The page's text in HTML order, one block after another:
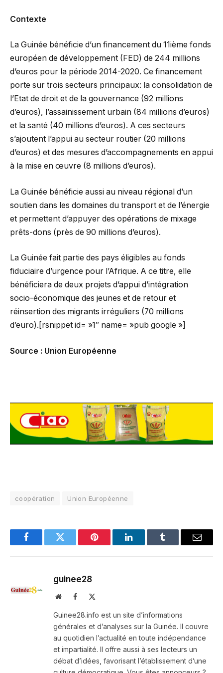
Contexte
La Guinée bénéficie d’un financement du 11ième fonds
européen de développement (FED) de 244 millions
d’euros pour la période 2014-2020. Ce financement
porte sur trois secteurs principaux: la consolidation de
l’Etat de droit et de la gouvernance (92 millions
d’euros), l’assainissement urbain (84 millions d’euros)
et la santé (40 millions d’euros). A ces secteurs
s’ajoutent l’appui au secteur routier (20 millions
d’euros) et des mesures d’accompagnements en appui
à la mise en œuvre (8 millions d’euros).
La Guinée bénéficie aussi au niveau régional d’un
soutien dans les domaines du transport et de l’énergie
et permettent d’appuyer des opérations de mixage
prêts-dons (près de 90 millions d’euros).
La Guinée fait partie des pays éligibles au fonds
fiduciaire d’urgence pour l’Afrique. A ce titre, elle
bénéficiera de deux projets d’appui d’intégration
socio-économique des jeunes et de retour et
réinsertion des migrants irréguliers (70 millions
d’euro).[rsnippet id= »1″ name= »pub google »]
Source : Union Européenne
coopération Union Européenne
FacebookTwitter Pinterest LinkedInTumblr Email
guinee28
WebsiteFacebook
Guinee28.info est un site d’informations
générales et d’analyses sur la Guinée. Il couvre
au quotidien l’actualité en toute indépendance
et impartialité. Il offre aussi à ses lecteurs un
débat d’idées, favorisant l’établissement d’une